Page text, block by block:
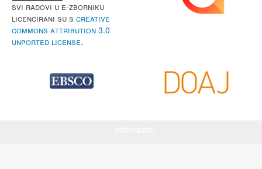
Svi radovi u e-Zborniku
licencirani su s Creative
Commons Attribution 3.0
Unported License.